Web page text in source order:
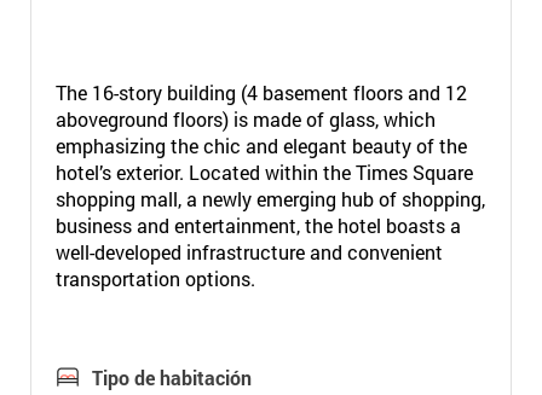
The 16-story building (4 basement floors and 12
aboveground floors) is made of glass, which
emphasizing the chic and elegant beauty of the
hotel’s exterior. Located within the Times Square
shopping mall, a newly emerging hub of shopping,
business and entertainment, the hotel boasts a
well-developed infrastructure and convenient
transportation options.
Tipo de habitación